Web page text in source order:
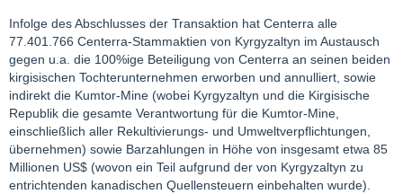
Infolge des Abschlusses der Transaktion hat Centerra alle
77.401.766 Centerra-Stammaktien von Kyrgyzaltyn im Austausch
gegen u.a. die 100%ige Beteiligung von Centerra an seinen beiden
kirgisischen Tochterunternehmen erworben und annulliert, sowie
indirekt die Kumtor-Mine (wobei Kyrgyzaltyn und die Kirgisische
Republik die gesamte Verantwortung für die Kumtor-Mine,
einschließlich aller Rekultivierungs- und Umweltverpflichtungen,
übernehmen) sowie Barzahlungen in Höhe von insgesamt etwa 85
Millionen US$ (wovon ein Teil aufgrund der von Kyrgyzaltyn zu
entrichtenden kanadischen Quellensteuern einbehalten wurde).